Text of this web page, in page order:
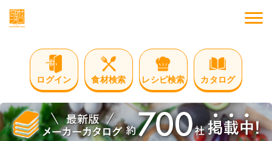
ログイン 食材検索 レシピ検索 カタログ